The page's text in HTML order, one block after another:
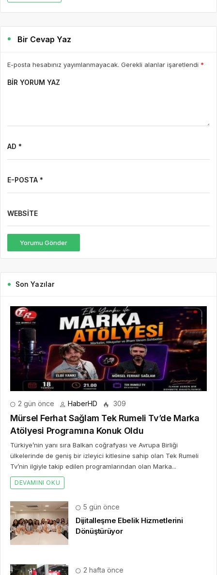
Bir Cevap Yaz
E-posta hesabınız yayımlanmayacak. Gerekli alanlar işaretlendi *
BIR YORUM YAZ
AD *
E-POSTA *
WEBSITE
Yorumu Gönder
Son Yazılar
2 gün önce HaberHD 309
Mürsel Ferhat Sağlam Tek Rumeli Tv’de Marka
Atölyesi Programına Konuk Oldu
Türkiye’nin yanı sıra Balkan coğrafyası ve Avrupa Birliği
ülkelerinde de geniş bir izleyici kitlesine sahip olan Tek Rumeli
Tv’nin ilgiyle takip edilen programlarından olan Marka...
DEVAMINI OKU
5 gün önce
Dijitalleşme Ebelik Hizmetlerini
Dönüştürüyor
2 hafta önce